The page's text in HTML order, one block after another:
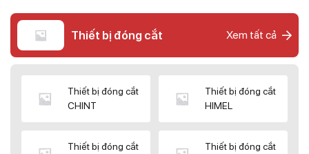
Thiết bị đóng cắt Xem tất cả
Thiết bị đóng cắt
CHINT
Thiết bị đóng cắt
HIMEL
Thiết bị đóng cắt
Thiết bị đóng cắt